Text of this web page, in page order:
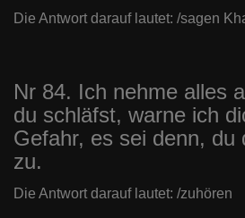
Die Antwort darauf lautet: /sagen
Nr 84. Ich nehme alles
du schläfst, warne ich
Gefahr, es sei denn, du
zu.
Die Antwort darauf lautet: /zuhören